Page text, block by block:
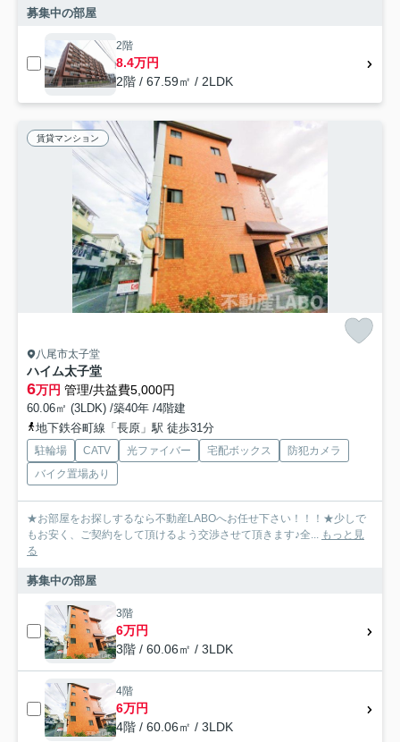
募集中の部屋
2階
8.4万円
2階 / 67.59㎡ / 2LDK
賃貸マンション
八尾市太子堂
ハイム太子堂
6万円 管理/共益費5,000円
60.06㎡ (3LDK) /築40年 /4階建
地下鉄谷町線「長原」駅 徒歩31分
駐輪場 CATV 光ファイバー 宅配ボックス
防犯カメラ
バイク置場あり
★お部屋をお探しするなら不動産LABOへお任せ下さい！！！★少しで
もお安く、ご契約をして頂けるよう交渉させて頂きます♪全...
もっと見
る
募集中の部屋
3階
6万円
3階 / 60.06㎡ / 3LDK
4階
6万円
4階 / 60.06㎡ / 3LDK